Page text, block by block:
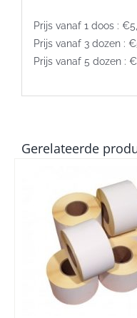
Prijs vanaf 1 doos :
Prijs vanaf 3 dozen :
Prijs vanaf 5 dozen :
Gerelateerde